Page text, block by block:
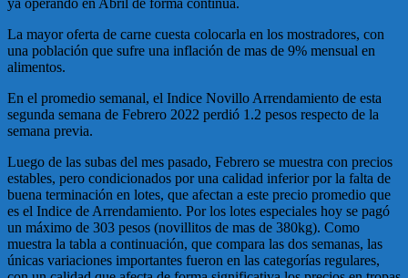
La mayor oferta de carne cuesta colocarla en los mostradores, con
una población que sufre una inflación de mas de 9% mensual en
alimentos.
En el promedio semanal, el Indice Novillo Arrendamiento de esta
segunda semana de Febrero 2022 perdió 1.2 pesos respecto de la
semana previa.
Luego de las subas del mes pasado, Febrero se muestra con precios
estables, pero condicionados por una calidad inferior por la falta de
buena terminación en lotes, que afectan a este precio promedio que
es el Indice de Arrendamiento. Por los lotes especiales hoy se pagó
un máximo de 303 pesos (novillitos de mas de 380kg). Como
muestra la tabla a continuación, que compara las dos semanas, las
únicas variaciones importantes fueron en las categorías regulares,